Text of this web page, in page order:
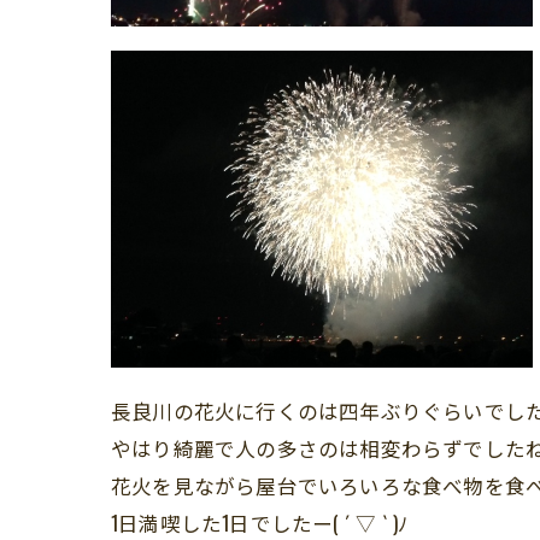
長良川の花火に行くのは四年ぶりぐらいでした
やはり綺麗で人の多さのは相変わらずでした
花火を見ながら屋台でいろいろな食べ物を食
1日満喫した1日でしたー( ´ ▽ ` )ﾉ